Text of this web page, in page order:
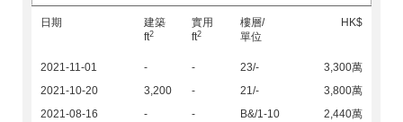
日期
建築
ft2
實用
ft2
樓層/
單位
HK$
2021-11-01 - - 23/-
3,300萬
2021-10-20
3,200 - 21/-
3,800萬
2021-08-16
- - B&/1-10
2,440萬